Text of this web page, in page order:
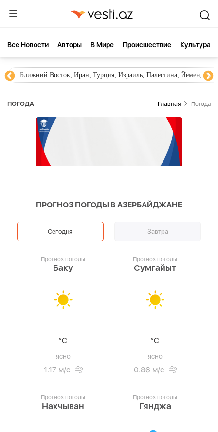
Все Новости Aвторы В Мире Происшествие Культура
Ближний Восток, Иран, Турция, Израиль, Палестина, Йемен,
ПОГОДА Главная Погода
ПРОГНОЗ ПОГОДЫ В АЗЕРБАЙДЖАНЕ
Сегодня Завтра
Прогноз погоды
Баку
°C
ясно
1.17 м/с
Прогноз погоды
Сумгайыт
°C
ясно
0.86 м/с
Прогноз погоды
Нахчыван
Прогноз погоды
Гянджа